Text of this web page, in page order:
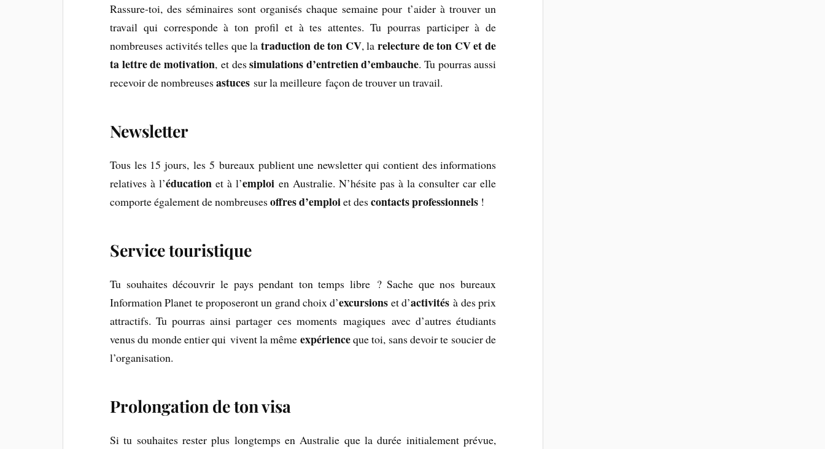
Rassure-toi, des séminaires sont organisés chaque semaine pour t’aider à trouver un
travail qui corresponde à ton profil et à tes attentes. Tu pourras participer à de
nombreuses activités telles que latraduction de ton CV, larelecture de ton CV et de
ta lettre de motivation, et dessimulations d’entretien d’embauche. Tu pourras aussi
recevoir de nombreusesastuces sur la meilleure façon de trouver un travail.
Newsletter
Tous les 15 jours, les 5 bureaux publient une newsletter qui contient des informations
relatives à l’éducation et à l’emploi en Australie. N’hésite pas à la consulter car elle
comporte également de nombreusesoffres d’emploiet descontacts professionnels !
Service touristique
Tu souhaites découvrir le pays pendant ton temps libre ? Sache que nos bureaux
Information Planet te proposeront un grand choix d’excursions et d’activitésà des prix
attractifs. Tu pourras ainsi partager ces moments magiques avec d’autres étudiants
venus du monde entier qui vivent la même expérienceque toi, sans devoir te soucier de
l’organisation.
Prolongation de ton visa
Si tu souhaites rester plus longtemps en Australie que la durée initialement prévue,